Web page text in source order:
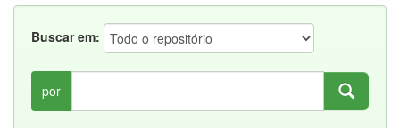
Buscar em:
por